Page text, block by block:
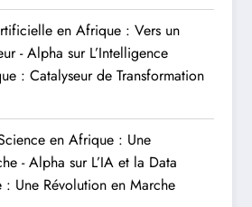
en Afrique : Vers un
- Alpha sur L’Intelligence
: Catalyseur de Transformation
en Afrique : Une
- Alpha sur L’IA et la Data
Une Révolution en Marche